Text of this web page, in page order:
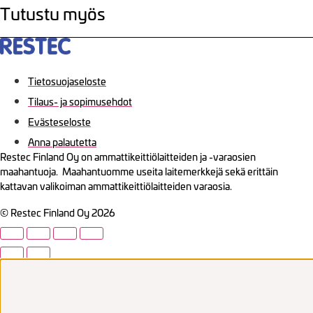
Tutustu myös
Tietosuojaseloste
Tilaus- ja sopimusehdot
Evästeseloste
Anna palautetta
Restec Finland Oy on ammattikeittiölaitteiden ja -varaosien
maahantuoja. Maahantuomme useita laitemerkkejä sekä erittäin
kattavan valikoiman ammattikeittiölaitteiden varaosia.
© Restec Finland Oy 2026